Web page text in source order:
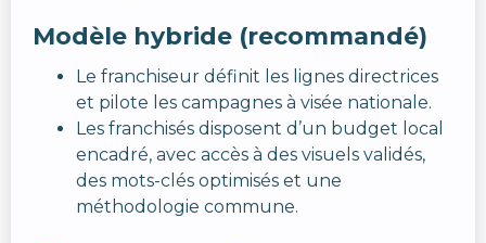
Modèle hybride (recommandé)
Le franchiseur définit les lignes directrices
et pilote les campagnes à visée nationale.
Les franchisés disposent d’un budget local
encadré, avec accès à des visuels validés,
des mots-clés optimisés et une
méthodologie commune.